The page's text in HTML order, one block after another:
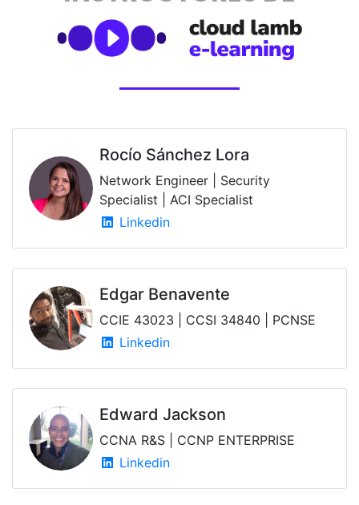
Rocío Sánchez Lora
Network Engineer | Security
Specialist | ACI Specialist
Linkedin
Edgar Benavente
CCIE 43023 | CCSI 34840 | PCNSE
Linkedin
Edward Jackson
CCNA R&S | CCNP ENTERPRISE
Linkedin